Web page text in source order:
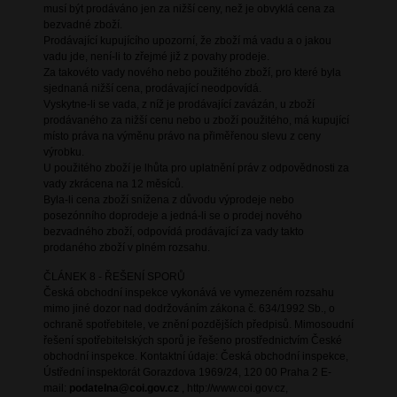
musí být prodáváno jen za nižší ceny, než je obvyklá cena za
bezvadné zboží.
Prodávající kupujícího upozorní, že zboží má vadu a o jakou
vadu jde, není-li to zřejmé již z povahy prodeje.
Za takovéto vady nového nebo použitého zboží, pro které byla
sjednaná nižší cena, prodávající neodpovídá.
Vyskytne-li se vada, z níž je prodávající zavázán, u zboží
prodávaného za nižší cenu nebo u zboží použitého, má kupující
místo práva na výměnu právo na přiměřenou slevu z ceny
výrobku.
U použitého zboží je lhůta pro uplatnění práv z odpovědnosti za
vady zkrácena na 12 měsíců.
Byla-li cena zboží snížena z důvodu výprodeje nebo
posezónního doprodeje a jedná-li se o prodej nového
bezvadného zboží, odpovídá prodávající za vady takto
prodaného zboží v plném rozsahu.
ČLÁNEK 8 - ŘEŠENÍ SPORŮ
Česká obchodní inspekce vykonává ve vymezeném rozsahu
mimo jiné dozor nad dodržováním zákona č. 634/1992 Sb., o
ochraně spotřebitele, ve znění pozdějších předpisů. Mimosoudní
řešení spotřebitelských sporů je řešeno prostřednictvím České
obchodní inspekce. Kontaktní údaje: Česká obchodní inspekce,
Ústřední inspektorát Gorazdova 1969/24, 120 00 Praha 2 E-
mail: podatelna@coi.gov.cz , http://www.coi.gov.cz,